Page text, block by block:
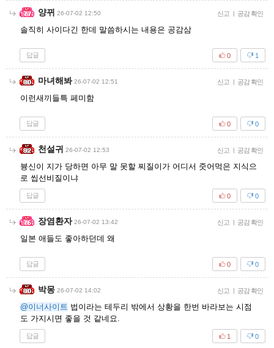
양뀌 26-07-02 12:50 신고 | 공감 확인
솔직히 사이다긴 한데 말씀하시는 내용은 공감삼
답글 1
0
마녀해봐 26-07-02 12:51 신고 | 공감 확인
이런새끼들특 페미함
답글 0
0
천설귀 26-07-02 12:53 신고 | 공감 확인
븅신이 지가 당하면 아무 말 못할 찌질이가 어디서 줏어먹은 지식으
로 씹선비질이냐
답글 0
0
장염환자 26-07-02 13:42 신고 | 공감 확인
일본 애들도 좋아하던데 왜
답글 0
0
박몽 26-07-02 14:02 신고 | 공감 확인
@이너사이트 법이라는 테두리 밖에서 상황을 한번 바라보는 시점
도 가지시면 좋을 것 같네요.
답글 0
1